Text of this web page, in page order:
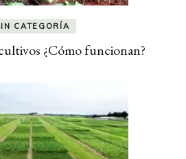
CATEGORÍA
¿Cómo funcionan?